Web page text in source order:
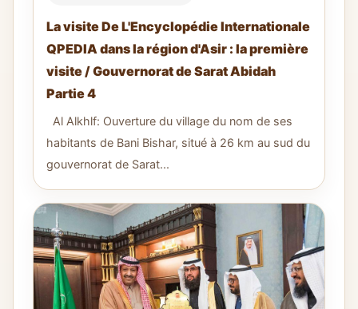
La visite De L'Encyclopédie Internationale
QPEDIA dans la région d'Asir : la première
visite / Gouvernorat de Sarat Abidah
Partie 4
Al Alkhlf: Ouverture du village du nom de ses
habitants de Bani Bishar, situé à 26 km au sud du
gouvernorat de Sarat...